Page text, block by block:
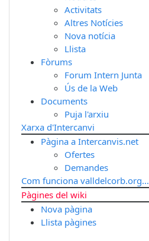
Activitats
Altres Notícies
Nova notícia
Llista
Fòrums
Forum Intern Junta
Ús de la Web
Documents
Puja l'arxiu
Xarxa d'Intercanvi
Pàgina a Intercanvis.net
Ofertes
Demandes
Com funciona valldelcorb.org...
Pàgines del wiki
Nova pàgina
Llista pàgines